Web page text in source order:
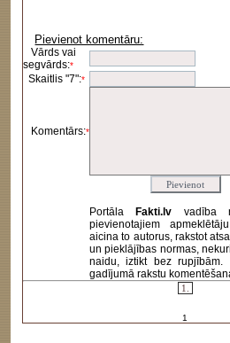
Pievienot komentāru:
Vārds vai
segvārds:*
Skaitlis "7":*
Komentārs:*
Portāla Fakti.lv vadība
pievienotajiem
aicina to autorus, rakstot
un pieklājības normas,
naidu, iztikt bez rupjībām.
gadījumā rakstu
1.
1